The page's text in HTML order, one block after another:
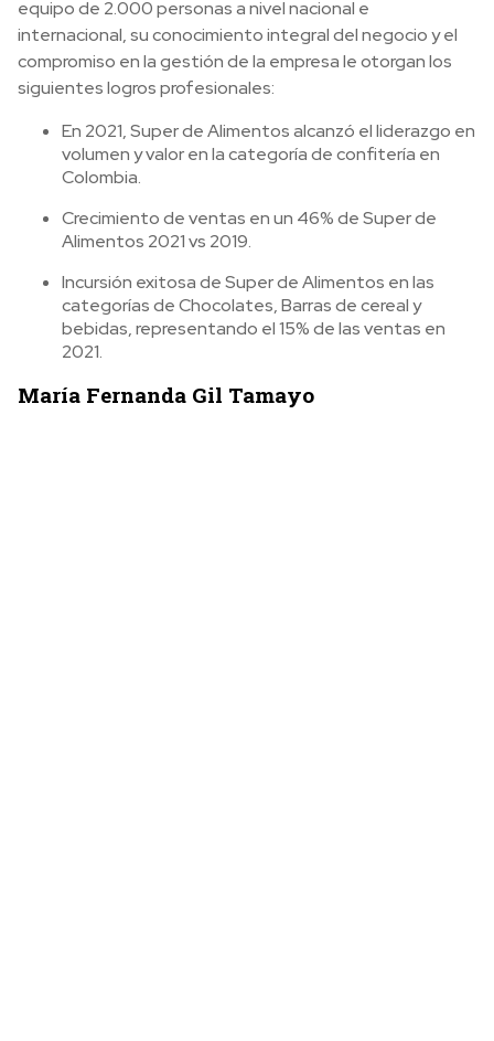
equipo de 2.000 personas a nivel nacional e
internacional, su conocimiento integral del negocio y el
compromiso en la gestión de la empresa le otorgan los
siguientes logros profesionales:
En 2021, Super de Alimentos alcanzó el liderazgo en
volumen y valor en la categoría de confitería en
Colombia.
Crecimiento de ventas en un 46% de Super de
Alimentos 2021 vs 2019.
Incursión exitosa de Super de Alimentos en las
categorías de Chocolates, Barras de cereal y
bebidas, representando el 15% de las ventas en
2021.
María Fernanda Gil Tamayo